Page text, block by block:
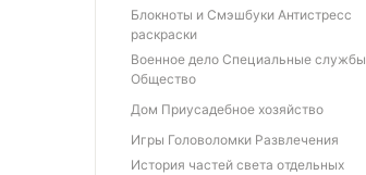
Блокноты и Смэшбуки Антистресс
раскраски
Военное дело Специальные службы
Общество
Дом Приусадебное хозяйство
Игры Головоломки Развлечения
История частей света отдельных